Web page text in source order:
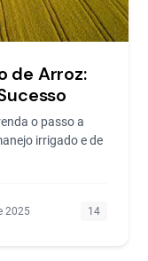
de Arroz:
o passo a
irrigado e de
2025 14